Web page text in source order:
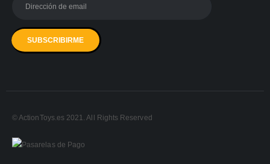
© ActionToys.es 2021. All Rights Reserved